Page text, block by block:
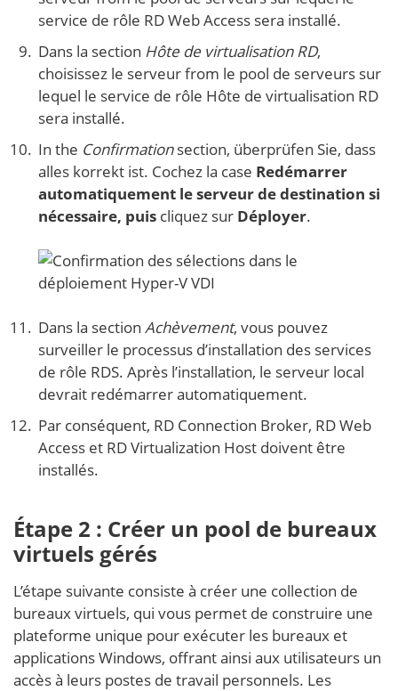
service de rôle RD Web Access sera installé.
Dans la section Hôte de virtualisation RD,
choisissez le serveur from le pool de serveurs sur
lequel le service de rôle Hôte de virtualisation RD
sera installé.
In the Confirmationsection, überprüfen Sie, dass
alles korrekt ist. Cochez la case Redémarrer
automatiquement le serveur de destination si
nécessaire, puis cliquez sur Déployer.
Dans la section Achèvement, vous pouvez
surveiller le processus d’installation des services
de rôle RDS. Après l’installation, le serveur local
devrait redémarrer automatiquement.
Par conséquent, RD Connection Broker, RD Web
Access et RD Virtualization Host doivent être
installés.
Étape 2 : Créer un pool de bureaux
virtuels gérés
L’étape suivante consiste à créer une collection de
bureaux virtuels, qui vous permet de construire une
plateforme unique pour exécuter les bureaux et
applications Windows, offrant ainsi aux utilisateurs un
accès à leurs postes de travail personnels. Les